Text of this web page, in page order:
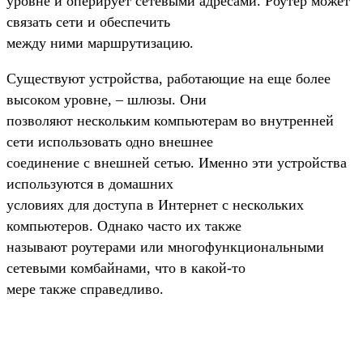
связать сети и обеспечить
между ними маршрутизацию.
Существуют устройства, работающие на еще более
высоком уровне, – шлюзы. Они
позволяют нескольким компьютерам во внутренней
сети использовать одно внешнее
соединение с внешней сетью. Именно эти устройства
используются в домашних
условиях для доступа в Интернет с нескольких
компьютеров. Однако часто их также
называют роутерами или многофункциональными
сетевыми комбайнами, что в какой-то
мере также справедливо.